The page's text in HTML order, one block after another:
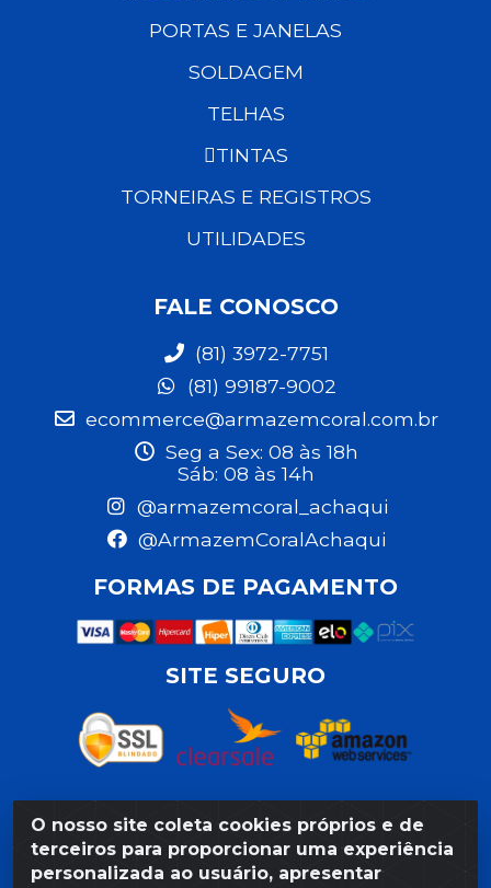
O nosso site coleta cookies próprios e de
terceiros para proporcionar uma experiência
personalizada ao usuário, apresentar
PORTAS E JANELAS
SOLDAGEM
TELHAS
TINTAS
TORNEIRAS E REGISTROS
UTILIDADES
FALE CONOSCO
(81) 3972-7751
(81) 99187-9002
ecommerce@armazemcoral.com.br
Seg a Sex: 08 às 18h
Sáb: 08 às 14h
@armazemcoral_achaqui
@ArmazemCoralAchaqui
FORMAS DE PAGAMENTO
SITE SEGURO
Razão Social: Armazém Coral LTDA - Rua da Praia, 103 -
São José - Recife/PE - CEP 50020-550 - CNPJ